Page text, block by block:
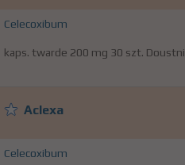
Celecoxibum
kaps. twarde 200 mg 30 szt.
Aclexa
Celecoxibum